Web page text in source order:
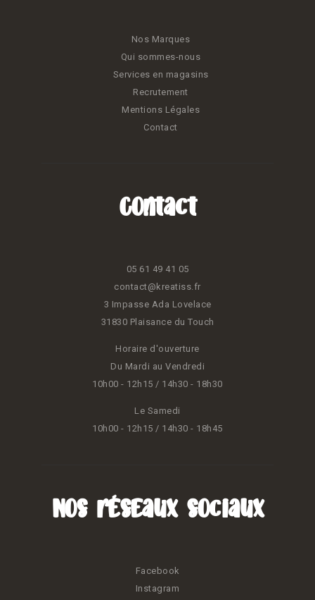
Nos Marques
Qui sommes-nous
Services en magasins
Recrutement
Mentions Légales
Contact
Contact
05 61 49 41 05
contact@kreatiss.fr
3 Impasse Ada Lovelace
31830 Plaisance du Touch
Horaire d'ouverture
Du Mardi au Vendredi
10h00 - 12h15 / 14h30 - 18h30
Le Samedi
10h00 - 12h15 / 14h30 - 18h45
Nos réseaux sociaux
Facebook
Instagram